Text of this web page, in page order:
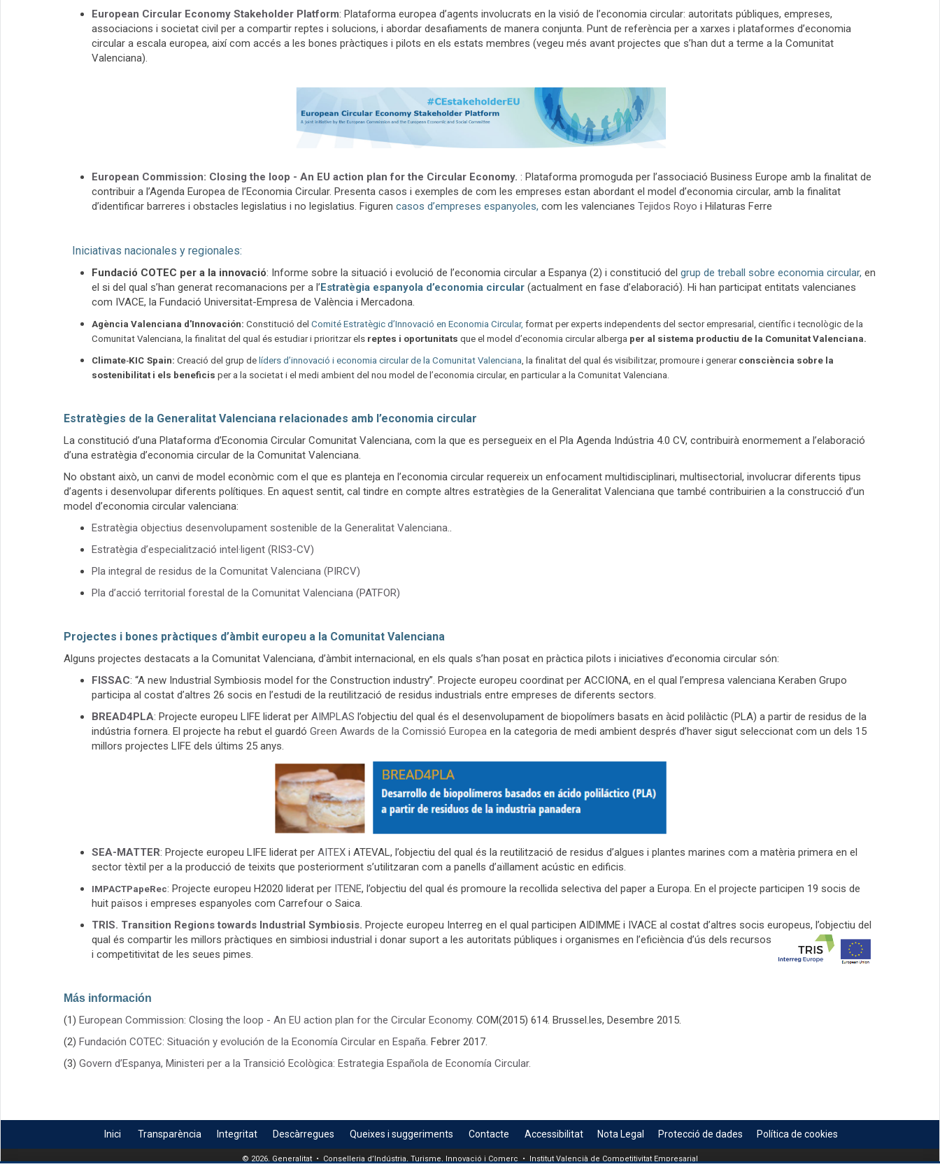
European Circular Economy Stakeholder Platform: Plataforma europea d’agents involucrats en la visió de l’economia circular: autoritats públiques, empreses,
associacions i societat civil per a compartir reptes i solucions, i abordar desafiaments de manera conjunta. Punt de referència per a xarxes i plataformes d’economia
circular a escala europea, així com accés a les bones pràctiques i pilots en els estats membres (vegeu més avant projectes que s’han dut a terme a la Comunitat
Valenciana).
European Commission: Closing the loop - An EU action plan for the Circular Economy. : Plataforma promoguda per l’associació Business Europe amb la finalitat de
contribuir a l’Agenda Europea de l’Economia Circular. Presenta casos i exemples de com les empreses estan abordant el model d’economia circular, amb la finalitat
d’identificar barreres i obstacles legislatius i no legislatius. Figuren casos d’empreses espanyoles, com les valencianes Tejidos Royo i Hilaturas Ferre
Iniciativas nacionales y regionales:
Fundació COTEC per a la innovació: Informe sobre la situació i evolució de l’economia circular a Espanya (2) i constitució del grup de treball sobre economia circular, en
el si del qual s’han generat recomanacions per a l’Estratègia espanyola d’economia circular (actualment en fase d’elaboració). Hi han participat entitats valencianes
com IVACE, la Fundació Universitat-Empresa de València i Mercadona.
Agència Valenciana d'Innovación: Constitució del Comité Estratègic d’Innovació en Economia Circular, format per experts independents del sector empresarial, científic i tecnològic de la
Comunitat Valenciana, la finalitat del qual és estudiar i prioritzar els reptes i oportunitats que el model d’economia circular alberga per al sistema productiu de la Comunitat Valenciana.
Climate-KIC Spain: Creació del grup de líders d’innovació i economia circular de la Comunitat Valenciana , la finalitat del qual és visibilitzar, promoure i generar consciència sobre la
sostenibilitat i els beneficis per a la societat i el medi ambient del nou model de l’economia circular, en particular a la Comunitat Valenciana.
Estratègies de la Generalitat Valenciana relacionades amb l’economia circular
La constitució d’una Plataforma d’Economia Circular Comunitat Valenciana, com la que es persegueix en el Pla Agenda Indústria 4.0 CV, contribuirà enormement a l’elaboració
d’una estratègia d’economia circular de la Comunitat Valenciana.
No obstant això, un canvi de model econòmic com el que es planteja en l’economia circular requereix un enfocament multidisciplinari, multisectorial, involucrar diferents tipus
d’agents i desenvolupar diferents polítiques. En aquest sentit, cal tindre en compte altres estratègies de la Generalitat Valenciana que també contribuirien a la construcció d’un
model d’economia circular valenciana:
Estratègia objectius desenvolupament sostenible de la Generalitat Valenciana..
Estratègia d’especialització intel·ligent (RIS3-CV)
Pla integral de residus de la Comunitat Valenciana (PIRCV)
Pla d’acció territorial forestal de la Comunitat Valenciana (PATFOR)
Projectes i bones pràctiques d’àmbit europeu a la Comunitat Valenciana
Alguns projectes destacats a la Comunitat Valenciana, d’àmbit internacional, en els quals s’han posat en pràctica pilots i iniciatives d’economia circular són:
FISSAC: “A new Industrial Symbiosis model for the Construction industry”. Projecte europeu coordinat per ACCIONA, en el qual l’empresa valenciana Keraben Grupo
participa al costat d’altres 26 socis en l’estudi de la reutilització de residus industrials entre empreses de diferents sectors.
BREAD4PLA: Projecte europeu LIFE liderat per AIMPLAS l’objectiu del qual és el desenvolupament de biopolímers basats en àcid polilàctic (PLA) a partir de residus de la
indústria fornera. El projecte ha rebut el guardó Green Awards de la Comissió Europea en la categoria de medi ambient després d’haver sigut seleccionat com un dels 15
millors projectes LIFE dels últims 25 anys.
SEA-MATTER: Projecte europeu LIFE liderat per AITEX i ATEVAL, l’objectiu del qual és la reutilització de residus d’algues i plantes marines com a matèria primera en el
sector tèxtil per a la producció de teixits que posteriorment s’utilitzaran com a panells d’aïllament acústic en edificis.
IMPACTPapeRec: Projecte europeu H2020 liderat per ITENE, l’objectiu del qual és promoure la recollida selectiva del paper a Europa. En el projecte participen 19 socis de
huit països i empreses espanyoles com Carrefour o Saica.
TRIS. Transition Regions towards Industrial Symbiosis. Projecte europeu Interreg en el qual participen AIDIMME i IVACE al costat d’altres socis europeus, l’objectiu del
qual és compartir les millors pràctiques en simbiosi industrial i donar suport a les autoritats públiques i organismes en l’eficiència d’ús dels recursos
i competitivitat de les seues pimes.
Más información
(1) European Commission: Closing the loop - An EU action plan for the Circular Economy. COM(2015) 614. Brussel.les, Desembre 2015.
(2) Fundación COTEC: Situación y evolución de la Economía Circular en España. Febrer 2017.
(3) Govern d’Espanya, Ministeri per a la Transició Ecològica: Estrategia Española de Economía Circular.
Inici Transparència Integritat Descàrregues Queixes i suggeriments Contacte Accessibilitat Nota Legal Protecció de dades Política de cookies
© 2026, Generalitat • Conselleria d’Indústria, Turisme, Innovació i Comerç • Institut Valencià de Competitivitat Empresarial